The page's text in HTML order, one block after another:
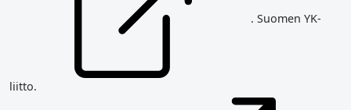
. Suomen YK-
liitto.